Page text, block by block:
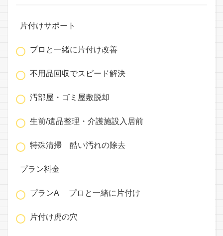
片付けサポート
プロと一緒に片付け改善
不用品回収でスピード解決
汚部屋・ゴミ屋敷脱却
生前/遺品整理・介護施設入居前
特殊清掃 酷い汚れの除去
プラン料金
プランA プロと一緒に片付け
片付け虎の穴